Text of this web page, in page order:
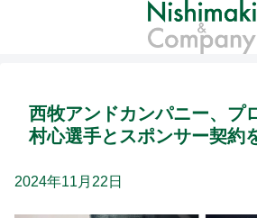
西牧アンドカンパニー、プ
村心選手とスポンサー契約
2024年11月22日